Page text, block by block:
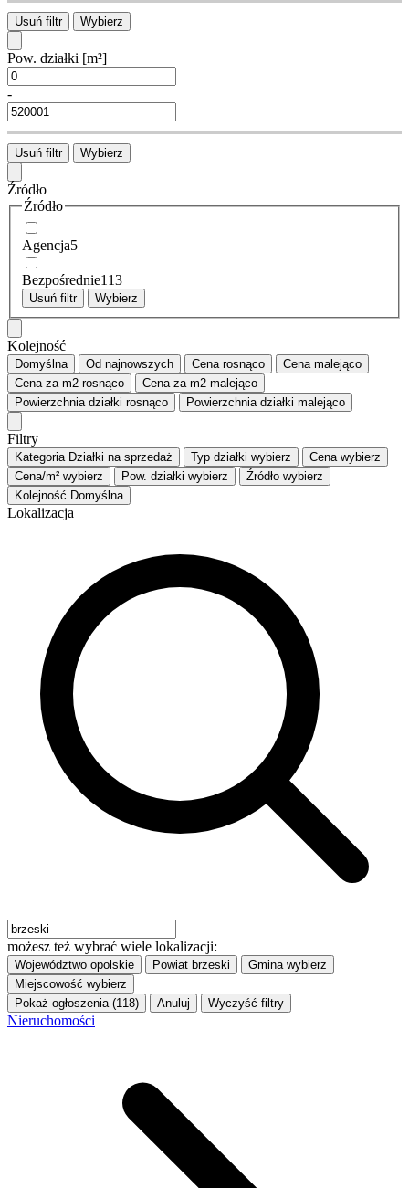
Usuń filtr Wybierz
Pow. działki [m²]
-
Usuń filtr Wybierz
Źródło
Źródło
Agencja5
Bezpośrednie113
Usuń filtr Wybierz
Kolejność
Domyślna Od najnowszych Cenarosnąco Cenamalejąco
Cena za m2 rosnąco Cena za m2 malejąco
Powierzchnia działki rosnąco Powierzchnia działki malejąco
Filtry
Kategoria Działki na sprzedaż Typ działki wybierz Cena wybierz
Cena/m² wybierz Pow. działki wybierz Źródło wybierz
Kolejność Domyślna
Lokalizacja
możesz też wybrać wiele lokalizacji:
Województwo opolskie Powiat brzeski Gmina wybierz
Miejscowość wybierz
Pokaż ogłoszenia (118)
Anuluj Wyczyść filtry
Nieruchomości